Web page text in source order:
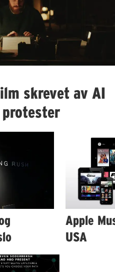
skrevet av AI
Apple
USA